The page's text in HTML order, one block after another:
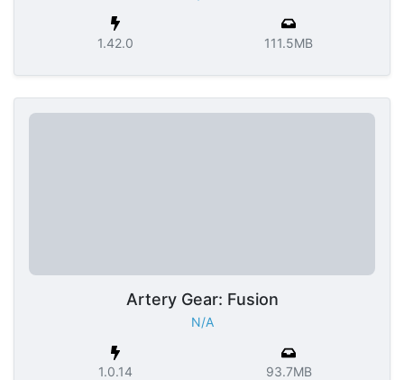
1.42.0 111.5MB
Artery Gear: Fusion
N/A
1.0.14 93.7MB